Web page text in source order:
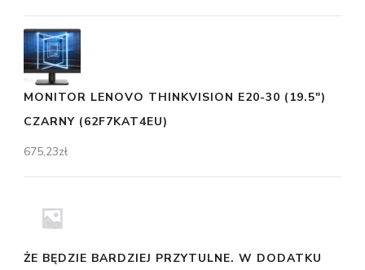
MONITOR LENOVO THINKVISION E20-30 (19.5")
CZARNY (62F7KAT4EU)
675,23zł
ŻE BĘDZIE BARDZIEJ PRZYTULNE. W DODATKU